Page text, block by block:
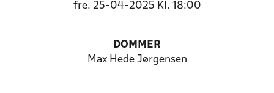
fre. 25-04-2025 Kl. 18:00
DOMMER
Max Hede Jørgensen